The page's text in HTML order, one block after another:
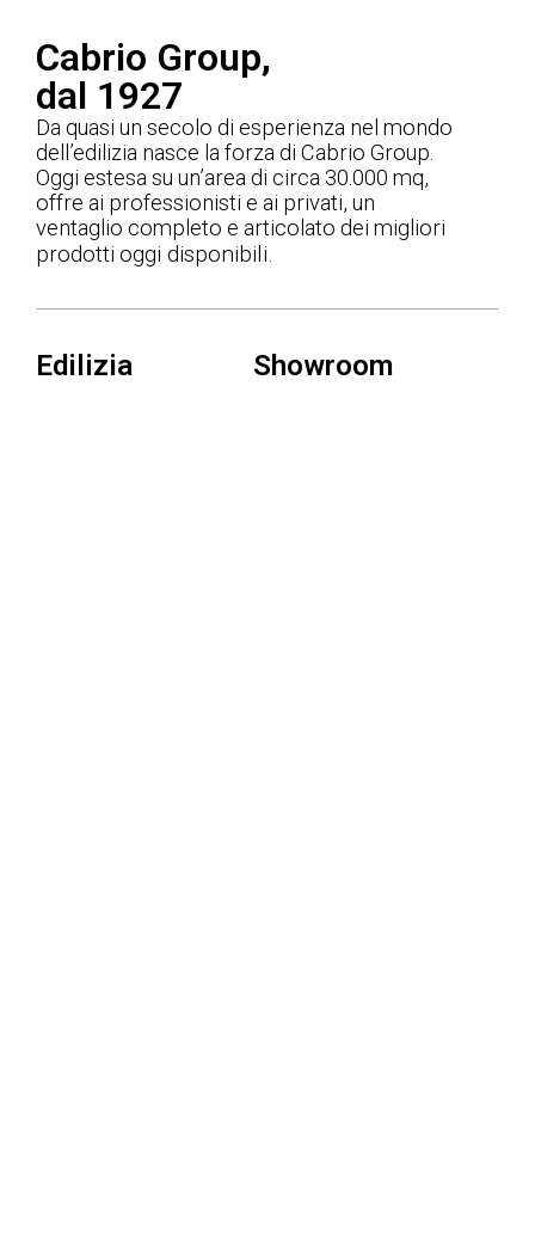
Cabrio Group,
dal 1927
Da quasi un secolo di esperienza nel mondo
dell’edilizia nasce la forza di Cabrio Group.
Oggi estesa su un’area di circa 30.000 mq,
offre ai professionisti e ai privati, un
ventaglio completo e articolato dei migliori
prodotti oggi disponibili.
Showroom
Edilizia